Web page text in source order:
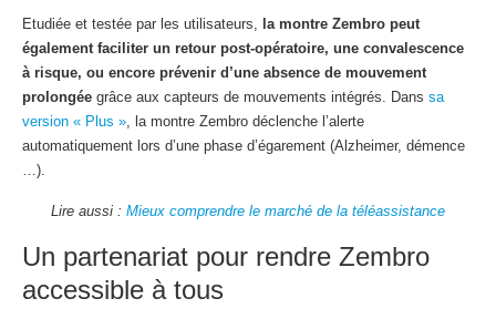
Etudiée et testée par les utilisateurs, la montre Zembro peut
également faciliter un retour post-opératoire, une convalescence
à risque, ou encore prévenir d’une absence de mouvement
prolongée grâce aux capteurs de mouvements intégrés. Dans sa
version « Plus » , la montre Zembro déclenche l’alerte
automatiquement lors d’une phase d’égarement (Alzheimer, démence
…).
Lire aussi : Mieux comprendre le marché de la téléassistance
Un partenariat pour rendre Zembro
accessible à tous